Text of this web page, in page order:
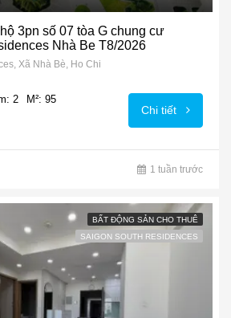
3pn số 07 tòa G chung cư
Nhà Be T8/2026
Xã Nhà Bè, Ho Chi
2
M²: 95
Chi tiết
1 tuần trước
BẤT ĐỘNG SẢN CHO THUÊ
SAIGON SOUTH RESIDENCES